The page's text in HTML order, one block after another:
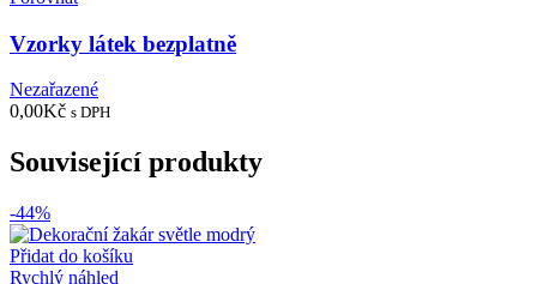
Vzorky látek bezplatně
Nezařazené
0,00Kč s DPH
Související produkty
-44%
Přidat do košíku
Rychlý náhled